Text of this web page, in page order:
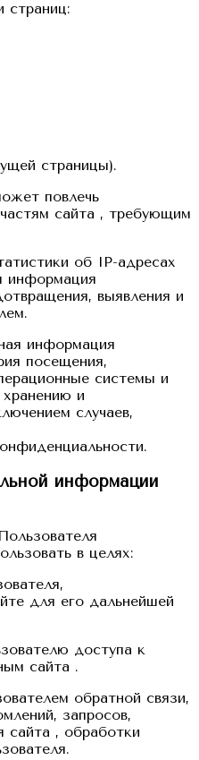
страниц:
страницы).
повлечь
сайта , требующим
об IP-адресах
информация
выявления и
информация
посещения,
системы и
и
случаев,
информации
в целях:
для его дальнейшей
доступа к
сайта .
обратной связи,
запросов,
сайта , обработки